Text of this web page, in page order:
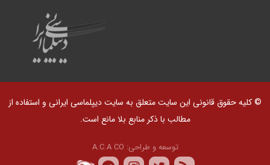
© کلیه حقوق قانونی این سایت متعلق به سایت دیپلماسی ایرانی و استفاده از
مطالب با ذکر منابع بلا مانع است.
توسعه و طراحی: A.C.A CO